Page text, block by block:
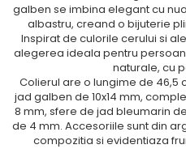
galben se imbina elegant cu
albastru, creand o bijuterie
Inspirat de culorile cerului si
alegerea ideala pentru
naturale, cu
Colierul are o lungime de 46,5
jad galben de 10x14 mm,
8 mm, sfere de jad bleumarin
de 4 mm. Accesoriile sunt din
compozitia si evidentiaza